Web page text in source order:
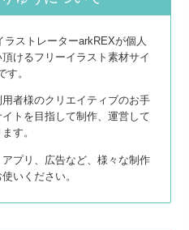
ラストレーターarkREXが個人
けるフリーイラスト素材サイ
す。
者様のクリエイティブのお手
トを目指して制作、運営して
す。
プリ、広告など、様々な制作
いください。